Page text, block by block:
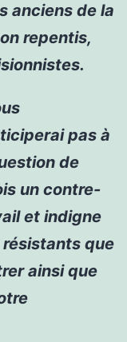
anciens de la
repentis,
pas à
de
un contre-
et indigne
résistants que
ainsi que